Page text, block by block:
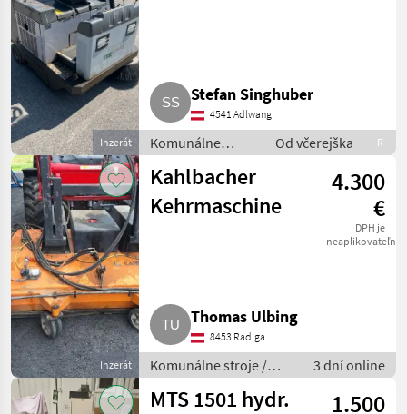
Inzerát
Stefan Singhuber
4541 Adlwang
Komunálne
stroje / Zametací
stroj
Od včerejška R
Inzerát
Kahlbacher
Kehrmaschine
4.300
€
DPH je
neaplikovateľné
Thomas Ulbing
8453 Radiga
Komunálne stroje /
Zametací stroj
3 dní online
MTS 1501 hydr.
1.500